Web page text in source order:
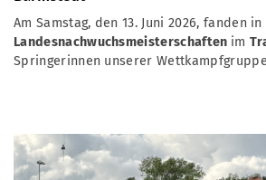
Am Samstag, den 13. Juni 2026, fanden in
Landesnachwuchsmeisterschaften im
Springerinnen unserer